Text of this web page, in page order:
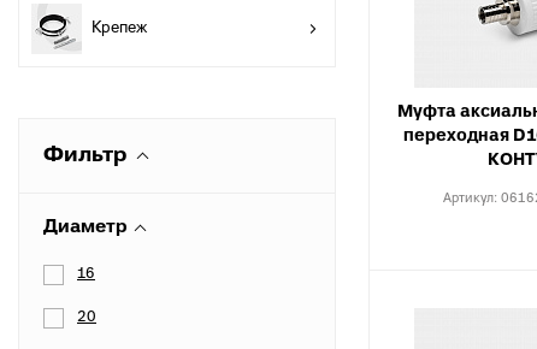
комбинированные
Тройники полипропиленовые
Крепеж
Фильтр
Диаметр
16
20
Муфта
переходная
Артикул: